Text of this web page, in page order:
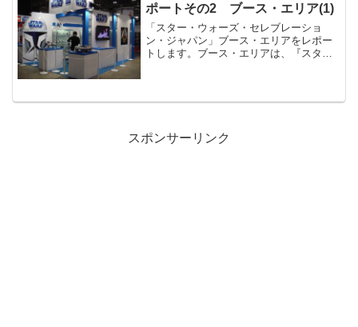
ポートその2 ブース・エリア(1)
「スター・ウォーズ・セレブレーショ
ン・ジャパン」ブース・エリアをレポー
トします。ブース・エリアは、『スタ
スポンサーリンク